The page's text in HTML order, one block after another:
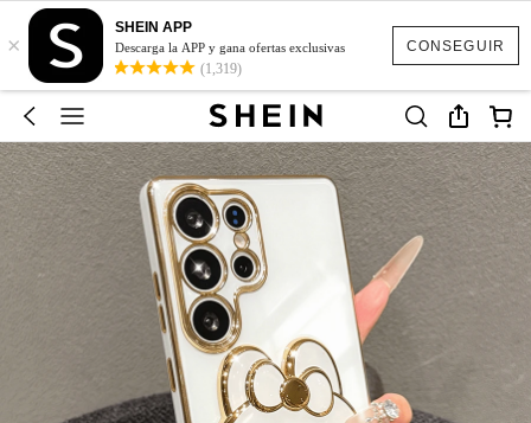
CONSEGUIR
×
SHEIN APP
Descarga la APP y gana ofertas exclusivas
(1,319)